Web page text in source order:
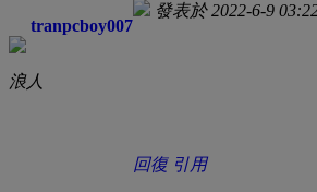
tranpcboy007
浪人
發表於 2022-6-9
回復 引用